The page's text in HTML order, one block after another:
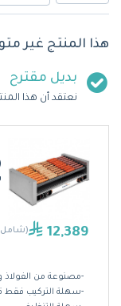
هذا المنتج غير
بديل مقترح
نعتقد أن هذا
12,389 (شامل
-مصنوعة من الفولاذ
-سهلة التركيب فقط